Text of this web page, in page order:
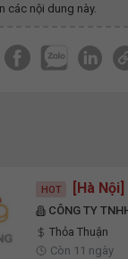
các nội dung này.
HOT [Hà
CÔNG TY
Thỏa Thuận
Còn 11 ngày